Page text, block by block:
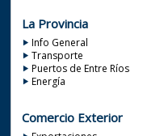
La Provincia
Info General
Transporte
Puertos de Entre Ríos
Energía
Comercio Exterior